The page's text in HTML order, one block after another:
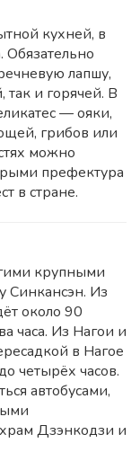
кухней, в
Обязательно
лапшу,
и горячей. В
— ояки,
грибов или
можно
префектура
в стране.
крупными
Синкансэн. Из
около 90
часа. Из Нагои и
в Нагое
четырёх часов.
автобусами,
Дзэнкодзи и